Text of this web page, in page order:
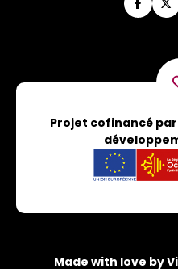
Projet cofinancé
Made with love by